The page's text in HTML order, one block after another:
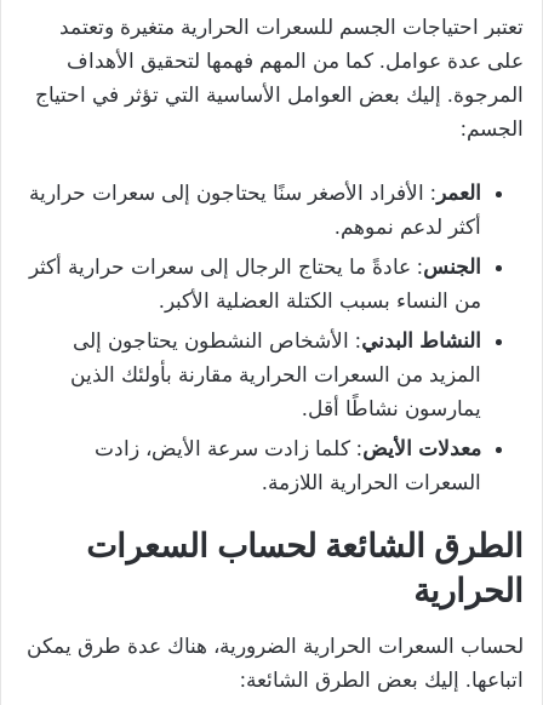
تعتبر احتياجات الجسم للسعرات الحرارية متغيرة وتعتمد
على عدة عوامل. كما من المهم فهمها لتحقيق الأهداف
المرجوة. إليك بعض العوامل الأساسية التي تؤثر في احتياج
الجسم:
العمر : الأفراد الأصغر سنًا يحتاجون إلى سعرات حرارية
أكثر لدعم نموهم.
الجنس: عادةً ما يحتاج الرجال إلى سعرات حرارية أكثر
من النساء بسبب الكتلة العضلية الأكبر.
النشاط البدني: الأشخاص النشطون يحتاجون إلى
المزيد من السعرات الحرارية مقارنة بأولئك الذين
يمارسون نشاطًا أقل.
معدلات الأيض: كلما زادت سرعة الأيض، زادت
السعرات الحرارية اللازمة.
الطرق الشائعة لحساب السعرات
الحرارية
لحساب السعرات الحرارية الضرورية، هناك عدة طرق يمكن
اتباعها. إليك بعض الطرق الشائعة: